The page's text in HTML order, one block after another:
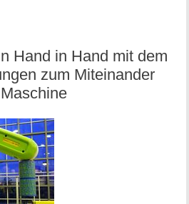
Hand in Hand mit dem
zum Miteinander